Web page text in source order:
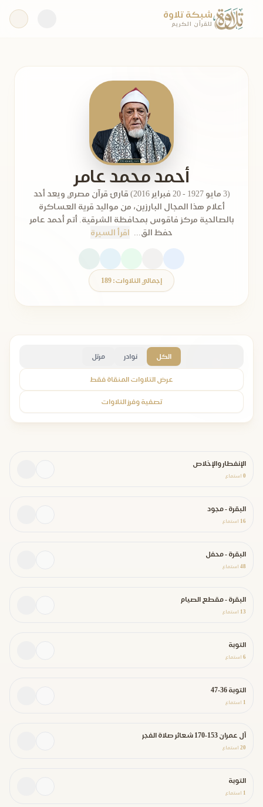
شبكة تلاوة
للقرآن الكريم
أحمد محمد عامر
(3 مايو 1927 - 20 فبراير 2016) قارئ قرآن مصري ويعد أحد
أعلام هذا المجال البارزين، من مواليد قرية العساكرة
بالصالحية مركز فاقوس بمحافظة الشرقية. أتم أحمد عامر
حفظ الق...
اقرأ السيرة
إجمالي التلاوات: 189
الكل نوادر مرتل
عرض التلاوات المنقاة فقط
تصفية وفرز التلاوات
الإنفطار والإخلاص
0 استماع
البقرة - مجود
16 استماع
البقرة - محفل
48 استماع
البقرة - مقطع الصيام
13 استماع
التوبة
6 استماع
التوبة 36-47
1 استماع
آل عمران 153-170 شعائر صلاة الفجر
20 استماع
التوبة
1 استماع